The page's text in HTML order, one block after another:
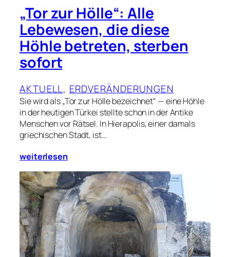
„Tor zur Hölle“: Alle
Lebewesen, die diese
Höhle betreten, sterben
sofort
AKTUELL, ERDVERÄNDERUNGEN
Sie wird als „Tor zur Hölle bezeichnet“ — eine Höhle
in der heutigen Türkei stellte schon in der Antike
Menschen vor Rätsel. In Hierapolis, einer damals
griechischen Stadt, ist…
weiterlesen